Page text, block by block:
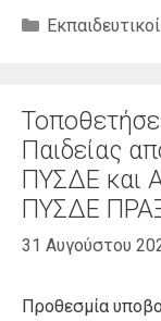
Κατηγορίες
Εκπαιδευτικοί
Παιδείας
ΠΥΣΔΕ και
ΠΥΣΔΕ
31 Αυγούστου
Προθεσμία